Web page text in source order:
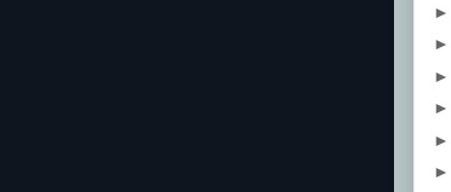
►
►
►
►
►
►